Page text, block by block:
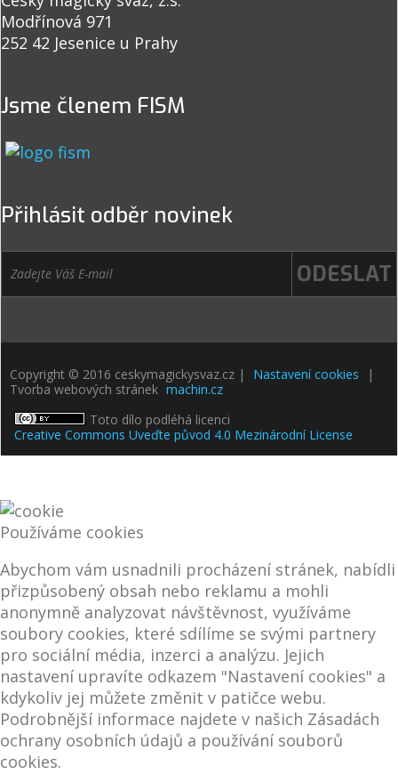
Modřínová 971
252 42 Jesenice u Prahy
Jsme členem FISM
Přihlásit odběr novinek
Copyright © 2016 ceskymagickysvaz.cz | Nastavení cookies
|
Tvorba webových stránek machin.cz
Toto dílo podléhá licenci
Creative Commons Uveďte původ 4.0 Mezinárodní License
Používáme cookies
Abychom vám usnadnili procházení stránek, nabídli
přizpůsobený obsah nebo reklamu a mohli
anonymně analyzovat návštěvnost, využíváme
soubory cookies, které sdílíme se svými partnery
pro sociální média, inzerci a analýzu. Jejich
nastavení upravíte odkazem "Nastavení cookies" a
kdykoliv jej můžete změnit v patičce webu.
Podrobnější informace najdete v našich Zásadách
ochrany osobních údajů a používání souborů
cookies.